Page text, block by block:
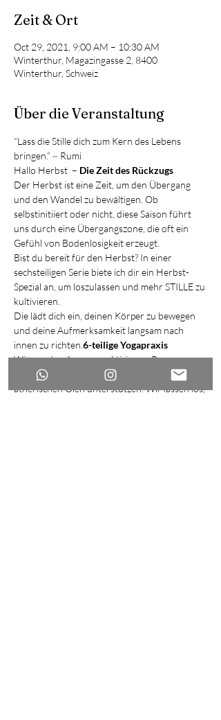
Zeit & Ort
Oct 29, 2021, 9:00 AM – 10:30 AM
Winterthur, Magazingasse 2, 8400
Winterthur, Schweiz
Über die Veranstaltung
“Lass die Stille dich zum Kern des Lebens
bringen.” ~ Rumi
Hallo Herbst  – Die Zeit des Rückzugs
Der Herbst ist eine Zeit, um den Übergang
und den Wandel zu bewältigen. Ob
selbstinitiiert oder nicht, diese Saison führt
uns durch eine Übergangszone, die oft ein
Gefühl von Bodenlosigkeit erzeugt.
Bist du bereit für den Herbst? In einer
sechsteiligen Serie biete ich dir ein Herbst-
Spezial an, um loszulassen und mehr STILLE zu
kultivieren.
Die lädt dich ein, deinen Körper zu bewegen
und deine Aufmerksamkeit langsam nach
innen zu richten. 6-teilige Yogapraxis
Wir werden Asanas praktizieren, Pranayama
üben und lassen uns während der Praxis von
ätherischen Ölen unterstützen. Wir lassen los,